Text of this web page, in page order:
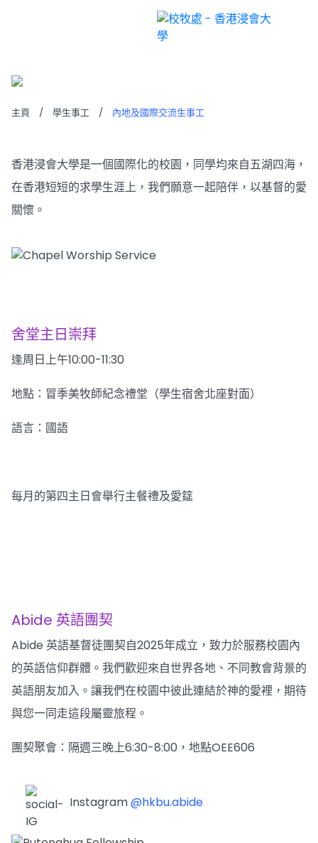
主頁 / 學生事工 / 內地及國際交流生事工
香港浸會大學是一個國際化的校園，同學均來自五湖四海，
在香港短短的求學生涯上，我們願意一起陪伴，以基督的愛
關懷。
舍堂主日崇拜
逢周日上午10:00-11:30
地點：冒季美牧師紀念禮堂（學生宿舍北座對面）
​語言：國語
每月的第四主日會舉行主餐禮及愛筵
Abide 英語團契
Abide 英語基督徒團契自2025年成立，致力於服務校園內
的英語信仰群體。我們歡迎來自世界各地、不同教會背景的
英語朋友加入。讓我們在校園中彼此連結於神的愛裡，期待
與您一同走這段屬靈旅程。
團契聚會：隔週三晚上6:30-8:00，地點OEE606
Instagram@hkbu.abide